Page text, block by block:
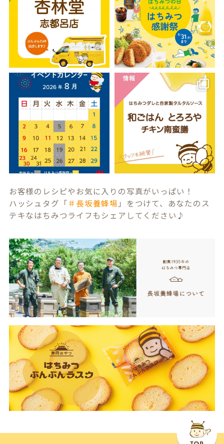
お客様のレシピやお気に入りの写真がいっぱい！
ハッシュタグ「＃長坂養蜂場 」をつけて、あなたのス
テキなはちみつライフもシェアしてください♪